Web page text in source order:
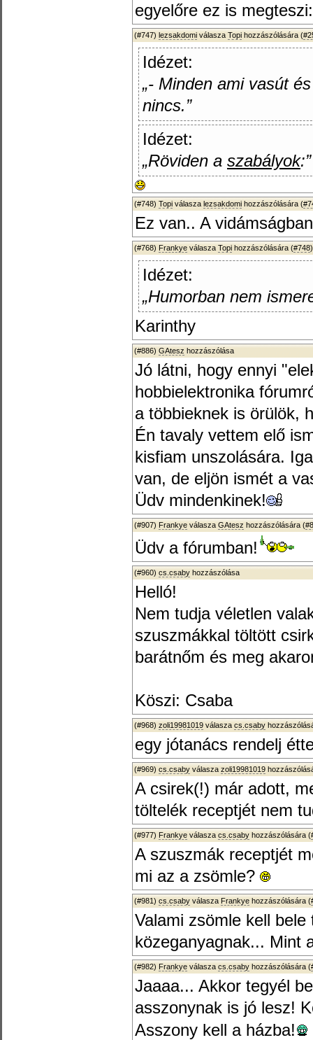
egyelőre ez is
(#747) lezsakdomi válasza Topi hozzászólására (
Idézet:
„- Minden ami vasút
nincs.”
Idézet:
„Röviden a szabályok:”
(#748) Topi válasza lezsakdomi hozzászólására (
Ez van.. A
(#768) Frankye válasza Topi hozzászólására (#748)
Idézet:
„Humorban nem
Karinthy
(#886) GAtesz hozzászólása
Jó látni, hogy ennyi
hobbielektronika
a többieknek is örülök,
Én tavaly vettem elő
kisfiam unszolására.
van, de eljön ismét a
Üdv mindenkinek!
(#907) Frankye válasza GAtesz hozzászólására (
Üdv a fórumban!
(#960) cs.csaby hozzászólása
Helló!
Nem tudja véletlen
szuszmákkal töltött
barátnőm és meg
Köszi: Csaba
(#968) zoli19981019 válasza cs.csaby
egy jótanács rendelj
(#969) cs.csaby válasza zoli19981019
A csirek(!) már adott,
töltelék receptjét nem
(#977) Frankye válasza cs.csaby hozzászólására (
A szuszmák receptjét
mi az a zsömle?
(#981) cs.csaby válasza Frankye hozzászólására (
Valami zsömle kell
közeganyagnak... Mint
(#982) Frankye válasza cs.csaby hozzászólására (
Jaaaa... Akkor tegyél
asszonynak is jó lesz!
Asszony kell a házba!